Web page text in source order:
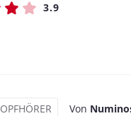
3.9
Von